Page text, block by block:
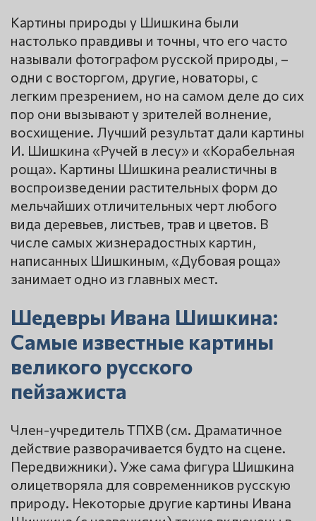
Картины природы у Шишкина были
настолько правдивы и точны, что его часто
называли фотографом русской природы, –
одни с восторгом, другие, новаторы, с
легким презрением, но на самом деле до сих
пор они вызывают у зрителей волнение,
восхищение. Лучший результат дали картины
И. Шишкина «Ручей в лесу» и «Корабельная
роща». Картины Шишкина реалистичны в
воспроизведении растительных форм до
мельчайших отличительных черт любого
вида деревьев, листьев, трав и цветов. В
числе самых жизнерадостных картин,
написанных Шишкиным, «Дубовая роща»
занимает одно из главных мест.
Шедевры Ивана Шишкина:
Самые известные картины
великого русского
пейзажиста
Член-учредитель ТПХВ (см. Драматичное
действие разворачивается будто на сцене.
Передвижники). Уже сама фигура Шишкина
олицетворяла для современников русскую
природу. Некоторые другие картины Ивана